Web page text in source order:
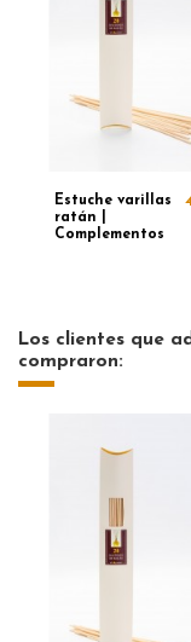
Estuche varillas
ratán |
Complementos
Los clientes que
compraron: